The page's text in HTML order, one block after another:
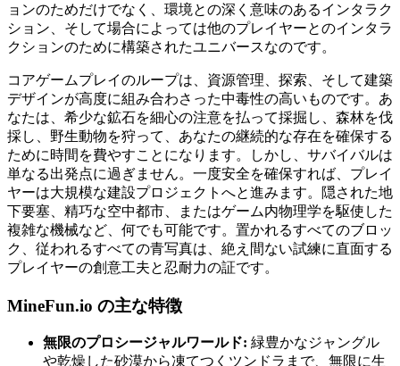
ョンのためだけでなく、環境との深く意味のあるインタラク
ション、そして場合によっては他のプレイヤーとのインタラ
クションのために構築されたユニバースなのです。
コアゲームプレイのループは、資源管理、探索、そして建築
デザインが高度に組み合わさった中毒性の高いものです。あ
なたは、希少な鉱石を細心の注意を払って採掘し、森林を伐
採し、野生動物を狩って、あなたの継続的な存在を確保する
ために時間を費やすことになります。しかし、サバイバルは
単なる出発点に過ぎません。一度安全を確保すれば、プレイ
ヤーは大規模な建設プロジェクトへと進みます。隠された地
下要塞、精巧な空中都市、またはゲーム内物理学を駆使した
複雑な機械など、何でも可能です。置かれるすべてのブロッ
ク、従われるすべての青写真は、絶え間ない試練に直面する
プレイヤーの創意工夫と忍耐力の証です。
MineFun.io の主な特徴
無限のプロシージャルワールド: 緑豊かなジャングル
や乾燥した砂漠から凍てつくツンドラまで、無限に生